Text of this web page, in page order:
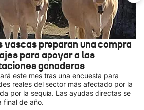
vascas preparan una compra
para apoyar a las
ganaderas
este mes tras una encuesta para
reales del sector más afectado por la
por la sequía. Las ayudas directas se
final de año.